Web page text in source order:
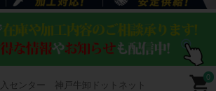
センター 神戸牛卸ドットネット
0